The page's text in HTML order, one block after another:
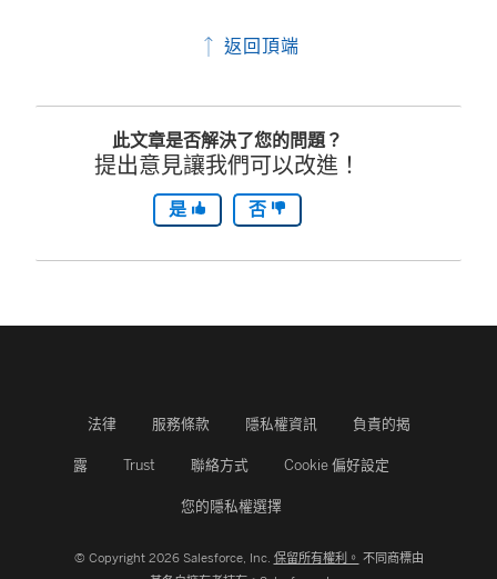
在
新
視
開
啟
返回頂端
此文章是否解決了您的問題？
提出意見讓我們可以改進！
是 否
法律 服務條款 隱私權資訊 負責的揭
露 Trust 聯絡方式 Cookie 偏好設定
您的隱私權選擇
© Copyright 2026 Salesforce, Inc. 保留所有權利。 不同商標由